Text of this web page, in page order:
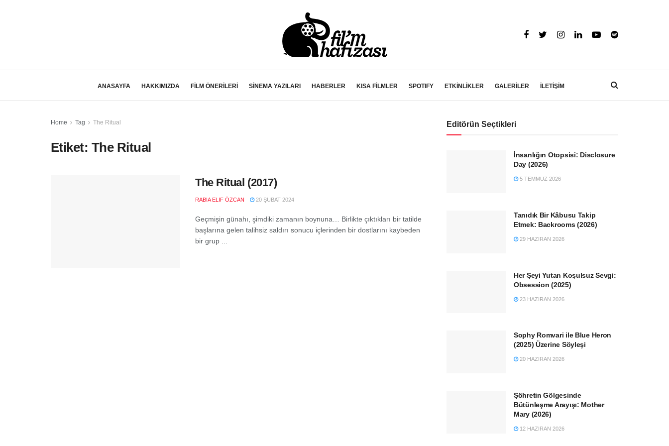
ANASAYFA HAKKIMIZDA FİLM ÖNERİLERİ SİNEMA YAZILARI HABERLER KISA FİLMLER SPOTIFY ETKİNLİKLER GALERİLER İLETİŞİM
Home Tag The Ritual
Etiket: The Ritual
The Ritual (2017)
RABIA ELIF ÖZCAN 20 ŞUBAT 2024
Geçmişin günahı, şimdiki zamanın boynuna… Birlikte çıktıkları bir tatilde
başlarına gelen talihsiz saldırı sonucu içlerinden bir dostlarını kaybeden
bir grup ...
Editörün Seçtikleri
İnsanlığın Otopsisi: Disclosure
Day (2026)
5 TEMMUZ 2026
Tanıdık Bir Kâbusu Takip
Etmek: Backrooms (2026)
29 HAZIRAN 2026
Her Şeyi Yutan Koşulsuz Sevgi:
Obsession (2025)
23 HAZIRAN 2026
Sophy Romvari ile Blue Heron
(2025) Üzerine Söyleşi
20 HAZIRAN 2026
Şöhretin Gölgesinde
Bütünleşme Arayışı: Mother
Mary (2026)
12 HAZIRAN 2026